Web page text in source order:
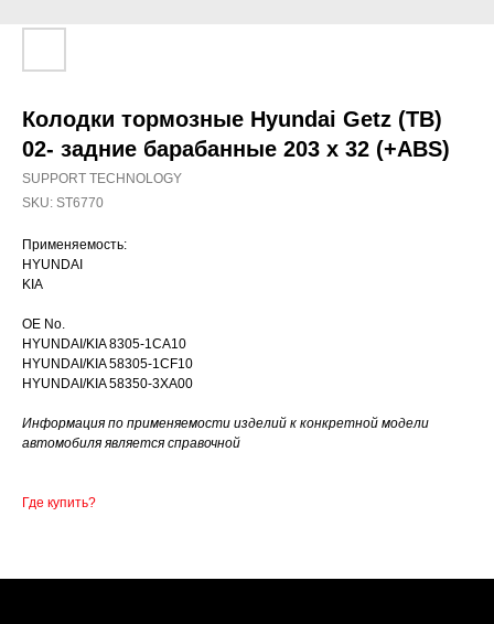
Колодки тормозные Hyundai Getz (TB)
02- задние барабанные 203 x 32 (+ABS)
SUPPORT TECHNOLOGY
SKU: ST6770
Применяемость:
HYUNDAI
KIA
OE No.
HYUNDAI/KIA 8305-1CA10
HYUNDAI/KIA 58305-1CF10
HYUNDAI/KIA 58350-3XA00
Информация по применяемости изделий к конкретной модели
автомобиля является справочной
Где купить?